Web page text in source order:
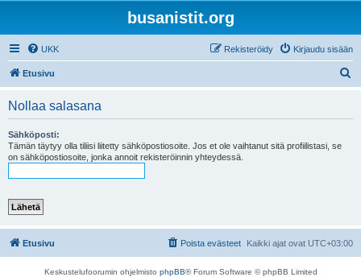
busanistit.org
UKK Kirjaudu sisään
Rekisteröidy
Etusivu
Nollaa salasana
Sähköposti:
Tämän täytyy olla tiliisi liitetty sähköpostiosoite. Jos et ole vaihtanut sitä profiilistasi, se
on sähköpostiosoite, jonka annoit rekisteröinnin yhteydessä.
Etusivu Kaikki ajat ovat UTC+03:00
Poista evästeet
Keskustelufoorumin ohjelmisto phpBB® Forum Software © phpBB Limited